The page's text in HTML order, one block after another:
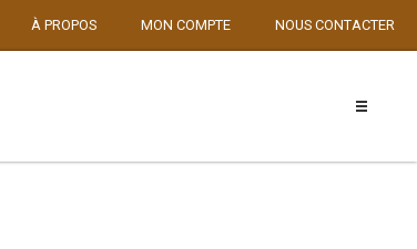
À PROPOS MON COMPTE NOUS CONTACTER